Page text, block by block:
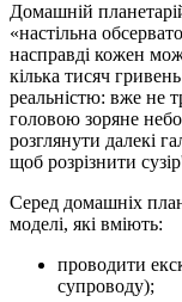
Домашній
«настільна
насправді кожен
кілька тисяч
реальністю: вже не
головою зоряне
розглянути далекі
щоб розрізнити
Серед домашніх
моделі, які вміють:
проводити
супроводу);